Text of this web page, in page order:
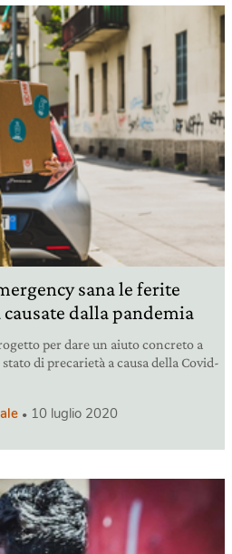
sana le ferite
dalla pandemia
per dare un aiuto concreto a
di precarietà a causa della Covid-
10 luglio 2020